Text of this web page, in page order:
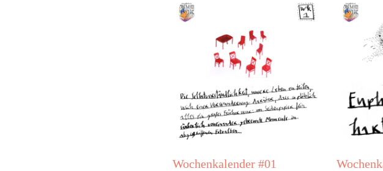
Wochenkalender #01